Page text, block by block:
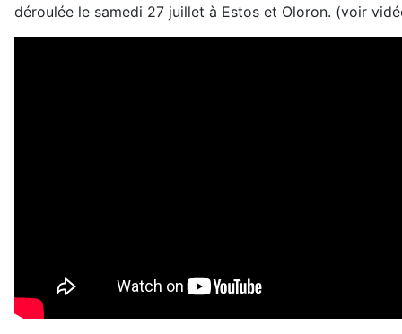
déroulée le samedi 27 juillet à Estos et Oloron. (voir